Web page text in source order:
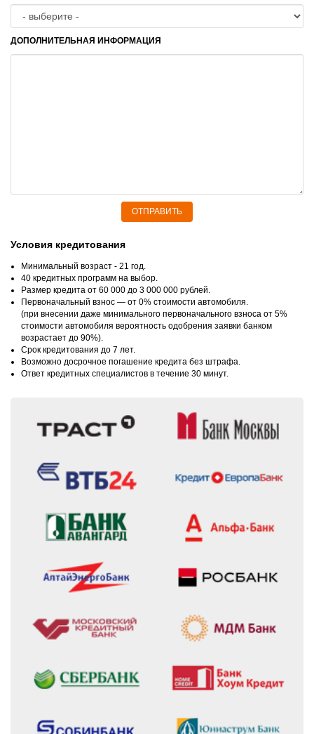
ДОПОЛНИТЕЛЬНАЯ ИНФОРМАЦИЯ
ОТПРАВИТЬ
Условия кредитования
Минимальный возраст - 21 год.
40 кредитных программ на выбор.
Размер кредита от 60 000 до 3 000 000 рублей.
Первоначальный взнос — от 0% стоимости автомобиля.
(при внесении даже минимального первоначального взноса от 5%
стоимости автомобиля вероятность одобрения заявки банком
возрастает до 90%).
Срок кредитования до 7 лет.
Возможно досрочное погашение кредита без штрафа.
Ответ кредитных специалистов в течение 30 минут.